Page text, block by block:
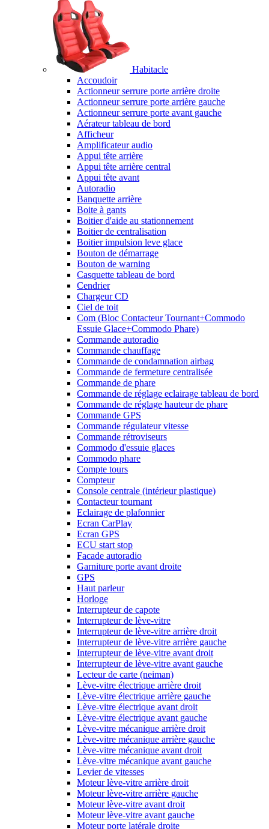
Habitacle
Accoudoir
Actionneur serrure porte arrière droite
Actionneur serrure porte arrière gauche
Actionneur serrure porte avant gauche
Aérateur tableau de bord
Afficheur
Amplificateur audio
Appui tête arrière
Appui tête arrière central
Appui tête avant
Autoradio
Banquette arrière
Boite à gants
Boitier d'aide au stationnement
Boitier de centralisation
Boitier impulsion leve glace
Bouton de démarrage
Bouton de warning
Casquette tableau de bord
Cendrier
Chargeur CD
Ciel de toit
Com (Bloc Contacteur Tournant+Commodo
Essuie Glace+Commodo Phare)
Commande autoradio
Commande chauffage
Commande de condamnation airbag
Commande de fermeture centralisée
Commande de phare
Commande de réglage eclairage tableau de bord
Commande de réglage hauteur de phare
Commande GPS
Commande régulateur vitesse
Commande rétroviseurs
Commodo d'essuie glaces
Commodo phare
Compte tours
Compteur
Console centrale (intérieur plastique)
Contacteur tournant
Eclairage de plafonnier
Ecran CarPlay
Ecran GPS
ECU start stop
Facade autoradio
Garniture porte avant droite
GPS
Haut parleur
Horloge
Interrupteur de capote
Interrupteur de lève-vitre
Interrupteur de lève-vitre arrière droit
Interrupteur de lève-vitre arrière gauche
Interrupteur de lève-vitre avant droit
Interrupteur de lève-vitre avant gauche
Lecteur de carte (neiman)
Lève-vitre électrique arrière droit
Lève-vitre électrique arrière gauche
Lève-vitre électrique avant droit
Lève-vitre électrique avant gauche
Lève-vitre mécanique arrière droit
Lève-vitre mécanique arrière gauche
Lève-vitre mécanique avant droit
Lève-vitre mécanique avant gauche
Levier de vitesses
Moteur lève-vitre arrière droit
Moteur lève-vitre arrière gauche
Moteur lève-vitre avant droit
Moteur lève-vitre avant gauche
Moteur porte latérale droite